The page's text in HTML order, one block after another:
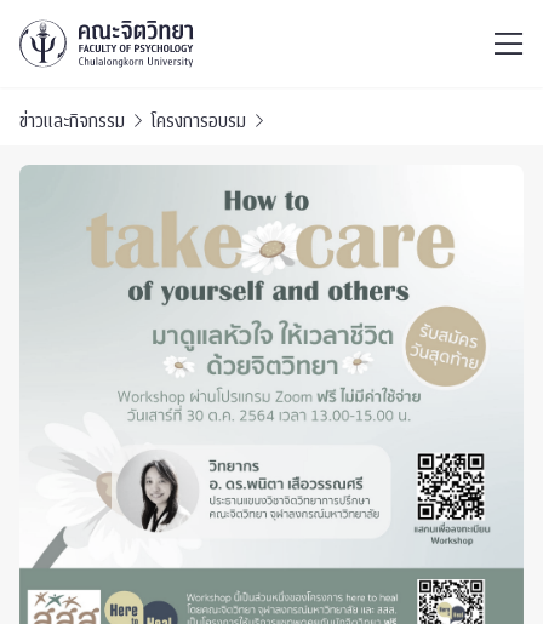
ข่าวและกิจกรรม โครงการอบรม